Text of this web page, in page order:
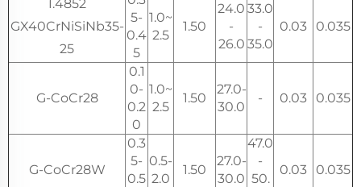
1.4852
GX40CrNiSiNb35-
25
5-
0.4
5
1.0~
2.5
1.50
24.0
-
26.0
33.0
-
35.0
0.03 0.035
G-CoCr28
0.1
0-
0.2
0
1.0~
2.5
1.50
27.0-
30.0
- 0.03 0.035
G-CoCr28W
0.3
5-
0.5
0.5-
2.0
1.50
27.0-
30.0
47.0
-
50.
0.03 0.035